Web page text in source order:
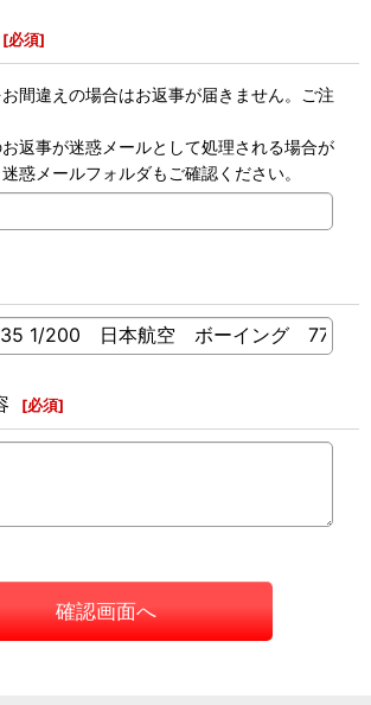
[必須]
間違えの場合はお返事が届きません。ご注
返事が迷惑メールとして処理される場合が
惑メールフォルダもご確認ください。
[必須]
確認画面へ